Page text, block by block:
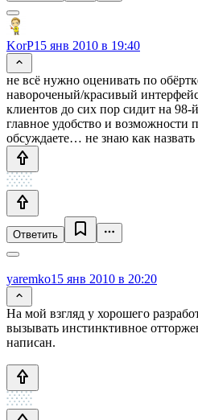
KorP15 янв 2010 в 19:40
не всё нужно оценивать по
навороченый/красивый
клиентов до сих пор сидит на 98-
главное удобство и возможности
обсуждаете… не знаю как назвать
Ответить
yaremko15 янв 2010 в 20:20
На мой взгляд у хорошего
вызывать инстинктивное
написан.